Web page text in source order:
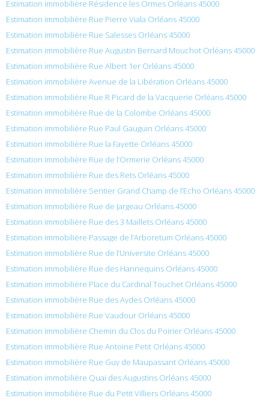
Estimation immobilière Résidence les Ormes Orléans 45000
Estimation immobilière Rue Pierre Viala Orléans 45000
Estimation immobilière Rue Salesses Orléans 45000
Estimation immobilière Rue Augustin Bernard Mouchot Orléans 45000
Estimation immobilière Rue Albert 1er Orléans 45000
Estimation immobilière Avenue de la Libération Orléans 45000
Estimation immobilière Rue R Picard de la Vacquerie Orléans 45000
Estimation immobilière Rue de la Colombe Orléans 45000
Estimation immobilière Rue Paul Gauguin Orléans 45000
Estimation immobilière Rue la Fayette Orléans 45000
Estimation immobilière Rue de l’Ormerie Orléans 45000
Estimation immobilière Rue des Rets Orléans 45000
Estimation immobilière Sentier Grand Champ de l’Echo Orléans 45000
Estimation immobilière Rue de Jargeau Orléans 45000
Estimation immobilière Rue des 3 Maillets Orléans 45000
Estimation immobilière Passage de l’Arboretum Orléans 45000
Estimation immobilière Rue de l’Universite Orléans 45000
Estimation immobilière Rue des Hannequins Orléans 45000
Estimation immobilière Place du Cardinal Touchet Orléans 45000
Estimation immobilière Rue des Aydes Orléans 45000
Estimation immobilière Rue Vaudour Orléans 45000
Estimation immobilière Chemin du Clos du Poirier Orléans 45000
Estimation immobilière Rue Antoine Petit Orléans 45000
Estimation immobilière Rue Guy de Maupassant Orléans 45000
Estimation immobilière Quai des Augustins Orléans 45000
Estimation immobilière Rue du Petit Villiers Orléans 45000